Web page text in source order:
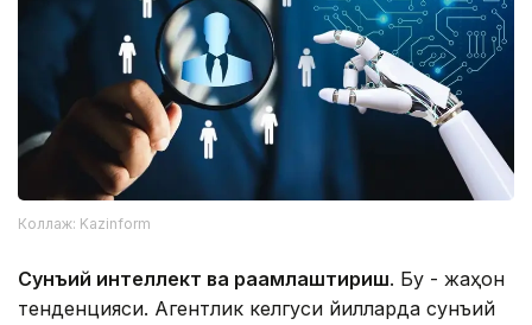
Коллаж: Kazinform
Сунъий интеллект ва рақамлаштириш. Бу - жаҳон
тенденцияси. Агентлик келгуси йилларда сунъий